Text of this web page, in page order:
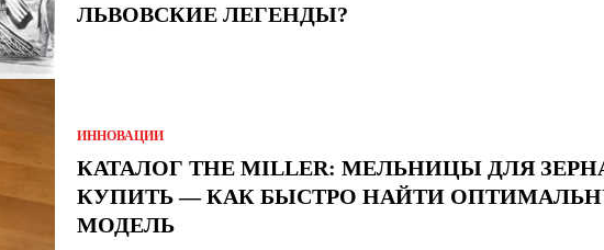
ЛЬВОВСКИЕ ЛЕГЕНДЫ?
ИННОВАЦИИ
КАТАЛОГ THE MILLER: МЕЛЬНИЦЫ ДЛЯ
КУПИТЬ — КАК БЫСТРО НАЙТИ
МОДЕЛЬ